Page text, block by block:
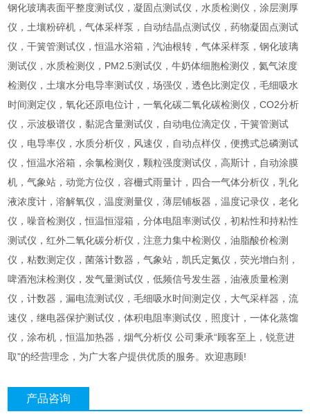
钢化玻璃表面平整度测试仪，凝固点测试仪，水质检测仪，涂层测厚
仪，土壤粉碎机，气体采样泵，自动结晶点测试仪，药物凝固点测试
仪，干簧管测试仪，恒温水浴箱，汽油根转，气体采样泵，钢化玻璃
测试仪，水质检测仪，PM2.5测试仪，牛奶体细胞检测仪，氦气浓度
检测仪，土壤水分电导率测试仪，场强仪，透色比测定仪，毛细吸水
时间测定仪，氧化还原电位计，一氧化碳二氧化碳检测仪，CO2分析
仪，示波极谱仪，黏泥含量测试仪，自动电位滴定仪，干簧管测试
仪，电导率仪，水质分析仪，风速仪，自动点样仪，便携式总磷测试
仪，恒温水浴箱，余氯检测仪，颗粒强度测试仪，高斯计，自动涂膜
机，气象站，动觉方位仪，容栅式雨量计，四合一气体分析仪，乳化
液浓度计，溶解氧仪，温度测量仪，薄层铺板器，温度记录仪，老化
仪，噪音检测仪，恒温恒湿箱，分体电阻率测试仪，初粘性和持粘性
测试仪，红外二氧化碳分析仪，注意力集中检测仪，油脂酸价检测
仪，粘数测定仪，菌落计数器，气象站，凯氏定氮仪，荧光增白剂，
啤酒泡沫检测仪，发气量测试仪，低频信号发生器，油液质量检测
仪，计数器，漏电流测试仪，毛细吸水时间测定仪，大气采样器，流
速仪，继电器保护测试仪，体积电阻率测试仪，照度计，一体化蒸馏
仪，涂布机，恒温加热器，烟气分析仪 公司秉承“顾客至上，锐意进
取"的经营理念，为广大客户提供优质的服务。欢迎惠顾!
产品咨询